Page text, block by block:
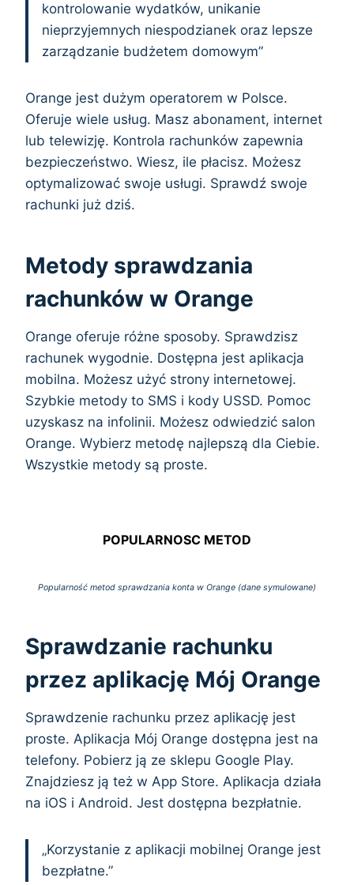
kontrolowanie wydatków, unikanie
nieprzyjemnych niespodzianek oraz lepsze
zarządzanie budżetem domowym”
Orange jest dużym operatorem w Polsce.
Oferuje wiele usług. Masz abonament, internet
lub telewizję. Kontrola rachunków zapewnia
bezpieczeństwo. Wiesz, ile płacisz. Możesz
optymalizować swoje usługi. Sprawdź swoje
rachunki już dziś.
Metody sprawdzania
rachunków w Orange
Orange oferuje różne sposoby. Sprawdzisz
rachunek wygodnie. Dostępna jest aplikacja
mobilna. Możesz użyć strony internetowej.
Szybkie metody to SMS i kody USSD. Pomoc
uzyskasz na infolinii. Możesz odwiedzić salon
Orange. Wybierz metodę najlepszą dla Ciebie.
Wszystkie metody są proste.
POPULARNOSC METOD
Popularność metod sprawdzania konta w Orange (dane symulowane)
Sprawdzanie rachunku
przez aplikację Mój Orange
Sprawdzenie rachunku przez aplikację jest
proste. Aplikacja Mój Orange dostępna jest na
telefony. Pobierz ją ze sklepu Google Play.
Znajdziesz ją też w App Store. Aplikacja działa
na iOS i Android. Jest dostępna bezpłatnie.
„Korzystanie z aplikacji mobilnej Orange jest
bezpłatne.”